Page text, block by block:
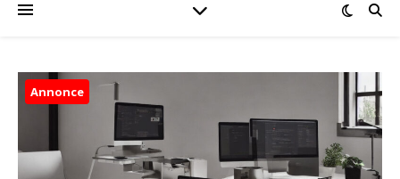
Annonce